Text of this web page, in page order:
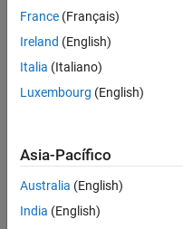
France (Français)
Ireland (English)
Italia (Italiano)
Luxembourg (English)
Asia-Pacífico
Australia (English)
India (English)